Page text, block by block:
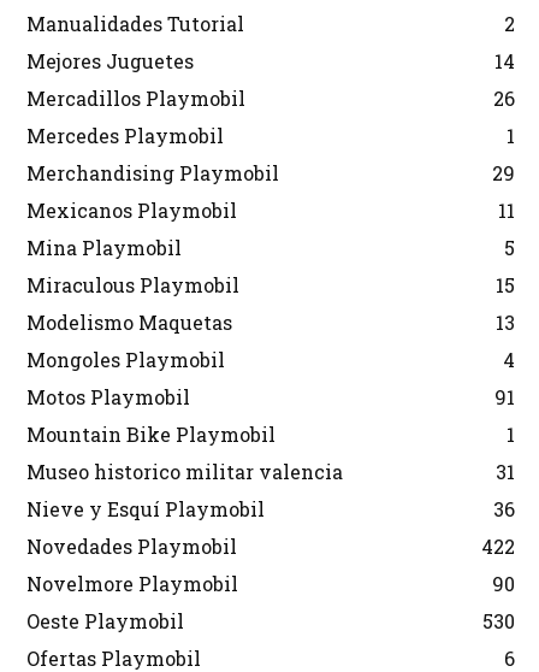
Manualidades Tutorial
2
Mejores Juguetes
14
Mercadillos Playmobil
26
Mercedes Playmobil
1
Merchandising Playmobil
29
Mexicanos Playmobil
11
Mina Playmobil
5
Miraculous Playmobil
15
Modelismo Maquetas
13
Mongoles Playmobil
4
Motos Playmobil
91
Mountain Bike Playmobil
1
Museo historico militar valencia
31
Nieve y Esquí Playmobil
36
Novedades Playmobil
422
Novelmore Playmobil
90
Oeste Playmobil
530
Ofertas Playmobil
6